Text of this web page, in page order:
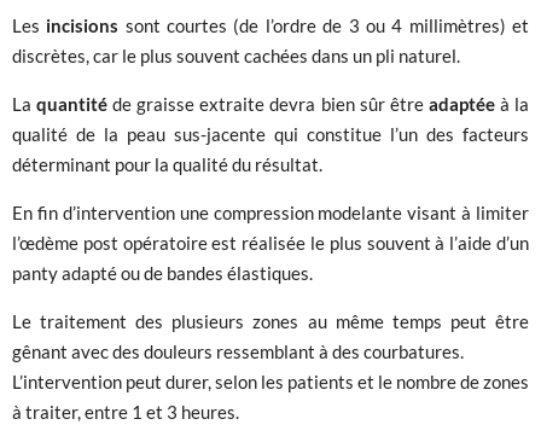
Les incisions sont courtes (de l’ordre de 3 ou 4 millimètres) et
discrètes, car le plus souvent cachées dans un pli naturel.
Laquantitéde graisse extraite devra bien sûr être adaptée à la
qualité de la peau sus-jacente qui constitue l’un des facteurs
déterminant pour la qualité du résultat.
En fin d’intervention une compression modelante visant à limiter
l’œdème post opératoire est réalisée le plus souvent à l’aide d’un
panty adapté ou de bandes élastiques.
Le traitement des plusieurs zones au même temps peut être
gênant avec des douleurs ressemblant à des courbatures.
L’intervention peut durer, selon les patients et le nombre de zones
à traiter, entre 1 et 3 heures.